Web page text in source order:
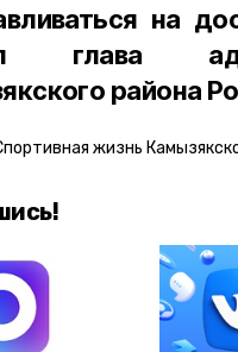
на
глава
района
жизнь